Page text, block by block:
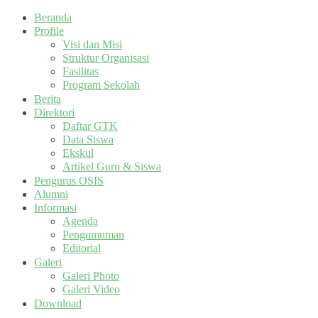
Beranda
Profile
Visi dan Misi
Struktur Organisasi
Fasilitas
Program Sekolah
Berita
Direktori
Daftar GTK
Data Siswa
Ekskul
Artikel Guru & Siswa
Pengurus OSIS
Alumni
Informasi
Agenda
Pengumuman
Editorial
Galeri
Galeri Photo
Galeri Video
Download